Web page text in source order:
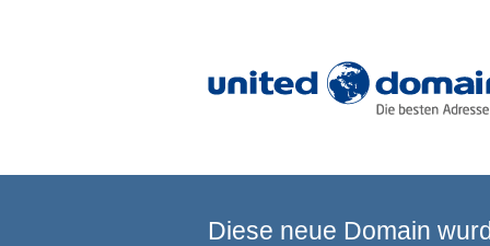
Diese neue Domain